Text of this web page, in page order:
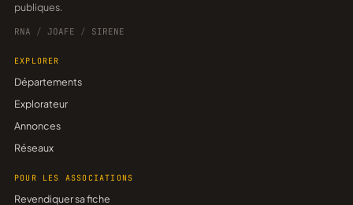
publiques.
RNA / JOAFE / SIRENE
EXPLORER
Départements
Explorateur
Annonces
Réseaux
POUR LES ASSOCIATIONS
Revendiquer sa fiche